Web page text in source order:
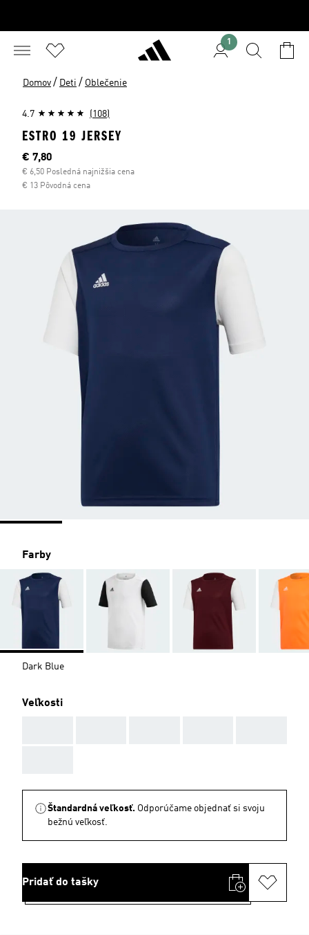
1
Domov / Deti / Oblečenie
4.7 (108)
ESTRO 19 JERSEY
Aktuálna cena
€ 7,80
€ 6,50 Posledná najnižšia cena
€ 13 Pôvodná cena
Farby
Dark Blue
Veľkosti
Štandardná veľkosť. Odporúčame objednať si svoju
bežnú veľkosť.
Pridať do tašky